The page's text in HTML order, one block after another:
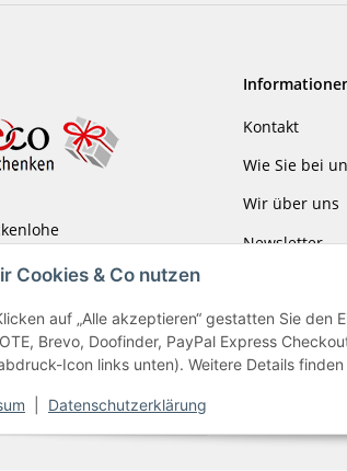
Cookies & Co nutzen
auf „Alle akzeptieren“ gestatten Sie den
Brevo, Doofinder, PayPal Express
Icon links unten). Weitere Details
Datenschutzerklärung
99 15 36
Kontakt
Wie Sie bei
Wir über uns
Newsletter
Impressum
widerrufen